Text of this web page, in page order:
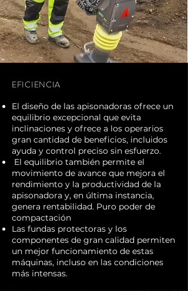
EFICIENCIA
El diseño de las apisonadoras ofrece un
equilibrio excepcional que evita
inclinaciones y ofrece a los operarios
gran cantidad de beneficios, incluidos
ayuda y control preciso sin esfuerzo.
El equilibrio también permite el
movimiento de avance que mejora el
rendimiento y la productividad de la
apisonadora y, en última instancia,
genera rentabilidad. Puro poder de
compactación
Las fundas protectoras y los
componentes de gran calidad permiten
un mejor funcionamiento de estas
máquinas, incluso en las condiciones
más intensas.